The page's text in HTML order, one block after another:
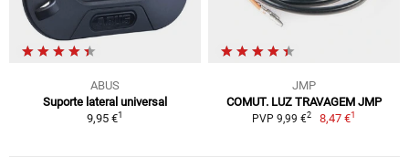
ABUS
Suporte lateral universal
9,95 €1
JMP
COMUT. LUZ TRAVAGEM JMP
PVP 9,99 €2 8,47 €1